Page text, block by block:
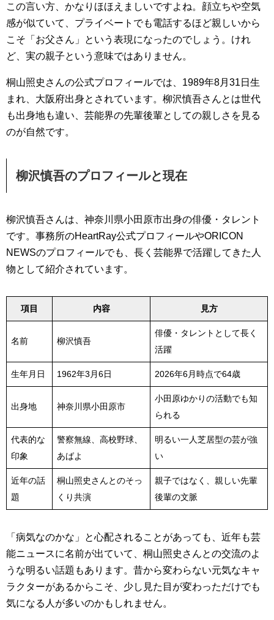
この言い方、かなりほほえましいですよね。顔立ちや空気
感が似ていて、プライベートでも電話するほど親しいから
こそ「お父さん」という表現になったのでしょう。けれ
ど、実の親子という意味ではありません。
桐山照史さんの公式プロフィールでは、1989年8月31日生
まれ、大阪府出身とされています。柳沢慎吾さんとは世代
も出身地も違い、芸能界の先輩後輩としての親しさを見る
のが自然です。
柳沢慎吾のプロフィールと現在
柳沢慎吾さんは、神奈川県小田原市出身の俳優・タレント
です。事務所のHeartRay公式プロフィールやORICON
NEWSのプロフィールでも、長く芸能界で活躍してきた人
物として紹介されています。
項目 内容 見方
名前 柳沢慎吾
俳優・タレントとして長く
活躍
生年月日 1962年3月6日 2026年6月時点で64歳
出身地 神奈川県小田原市
小田原ゆかりの活動でも知
られる
代表的な
印象
警察無線、高校野球、
あばよ
明るい一人芝居型の芸が強
い
近年の話
題
桐山照史さんとのそっ
くり共演
親子ではなく、親しい先輩
後輩の文脈
「病気なのかな」と心配されることがあっても、近年も芸
能ニュースに名前が出ていて、桐山照史さんとの交流のよ
うな明るい話題もあります。昔から変わらない元気なキャ
ラクターがあるからこそ、少し見た目が変わっただけでも
気になる人が多いのかもしれません。